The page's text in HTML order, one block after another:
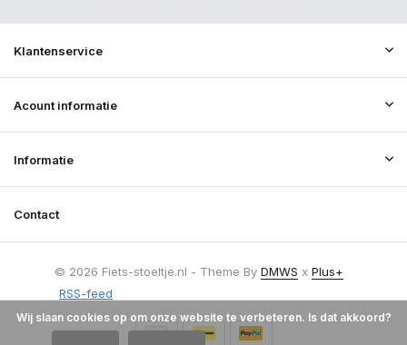
Klantenservice
Acount informatie
Informatie
Contact
© 2026 Fiets-stoeltje.nl - Theme By DMWS x Plus+
RSS-feed
Wij slaan cookies op om onze website te verbeteren. Is dat akkoord?